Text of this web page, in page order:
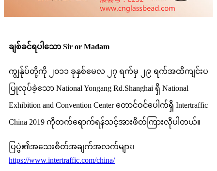
ချစ်ခင်ရပါသော Sir or Madam
ကျွန်ုပ်တို့ကို ၂၀၁၁ ခုနှစ်မေလ ၂၇ ရက်မှ ၂၉ ရက်အထိကျင်းပ
ပြုလုပ်ခဲ့သော National Yongang Rd.Shanghai ရှိ National
Exhibition and Convention Center တောင်ဝင်ပေါက်ရှိ Intertraffic
China 2019 ကိုတက်ရောက်ရန်သင့်အားဖိတ်ကြားလိုပါတယ်။
ပြပွဲ၏အသေးစိတ်အချက်အလက်များ၊
https://www.intertraffic.com/china/